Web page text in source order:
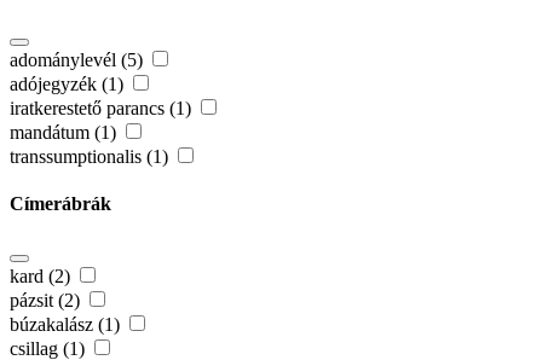
adománylevél (5)
adójegyzék (1)
iratkerestető parancs (1)
mandátum (1)
transsumptionalis (1)
Címerábrák
kard (2)
pázsit (2)
búzakalász (1)
csillag (1)